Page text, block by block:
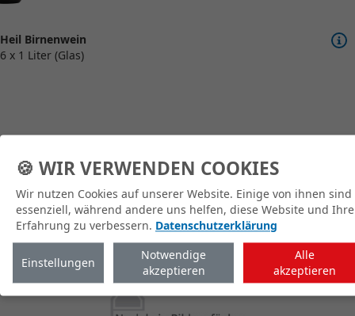
Heil Birnenwein
6 x 1 Liter (Glas)
zum Shop
🍪 WIR VERWENDEN COOKIES
Wir nutzen Cookies auf unserer Website. Einige von ihnen sind
essenziell, während andere uns helfen, diese Website und Ihre
Erfahrung zu verbessern. Datenschutzerklärung
Einstellungen
Notwendige
akzeptieren
Alle
akzeptieren